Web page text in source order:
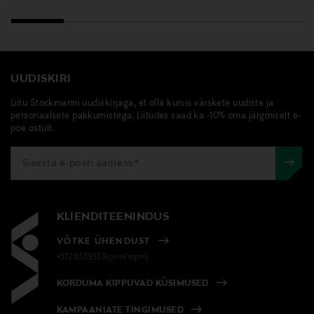
Propylene Glycol Dicaprate, Glycyrrhetinic Acid,
Stearamidopropyl Dimethylamine,
Tromethamine, Citric Acid, Acrylamide/sodium
Acryloyldimethyltaurate Copolymer, Ammonium
Citrate, Disodium Edta, Nylon-12, Phenoxyethanol,
Tootjamaa
AMEERIKA ÜHENDRIIGID
Valmistaja tootenumber
V8C5010000
UUDISKIRI
Liitu Stockmanni uudiskirjaga, et olla kursis värskete uudiste ja
personaalsete pakkumistega. Liitudes saad ka -10% oma järgmiselt e-
poe ostult.
KLIENDITEENINDUS
VÕTKE ÜHENDUST
+372 6339539(pvm/mpm)
KORDUMA KIPPUVAD KÜSIMUSED
KAMPAANIATE TINGIMUSED